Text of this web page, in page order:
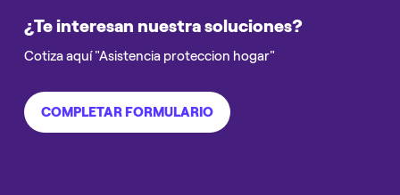
¿Te interesan nuestra soluciones?
Cotiza aquí "Asistencia proteccion hogar"
COMPLETAR FORMULARIO